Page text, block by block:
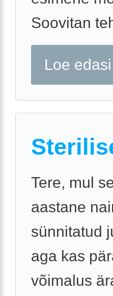
Soovitan
Loe edasi
Tere, mul
aastane
sünnitatud
aga kas
võimalus